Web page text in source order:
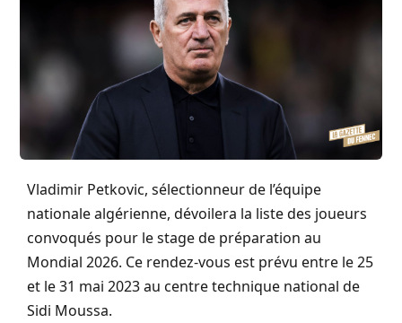
Vladimir Petkovic, sélectionneur de l’équipe
nationale algérienne, dévoilera la liste des joueurs
convoqués pour le stage de préparation au
Mondial 2026. Ce rendez-vous est prévu entre le 25
et le 31 mai 2023 au centre technique national de
Sidi Moussa.